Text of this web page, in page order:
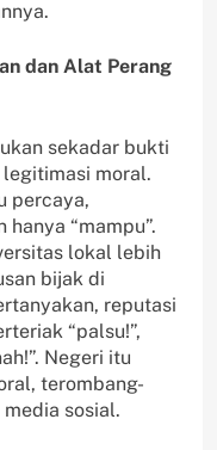
dan Alat Perang
sekadar bukti
moral.
percaya,
hanya “mampu”.
lokal lebih
bijak di
reputasi
“palsu!”,
Negeri itu
terombang-
sosial.